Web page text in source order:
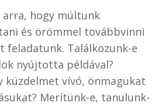
arra, hogy múltunk
és örömmel továbbvinni
feladatunk. Találkozunk-e
nyújtotta példával?
küzdelmet vívó, önmagukat
Merítünk-e, tanulunk-